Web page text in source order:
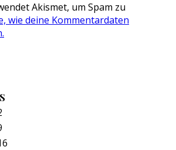
Akismet, um Spam zu
wie deine Kommentardaten
S